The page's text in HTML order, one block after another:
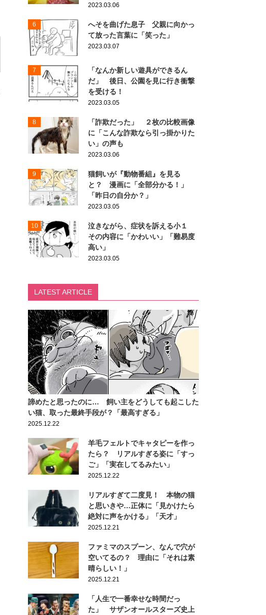
2023.03.06
6
へそを曲げた息子 父親に向かっ
て放った言葉に「笑った」
2023.03.07
7
「なんか新しい遊具ができるん
だ」 後日、公園を見に行き衝撃
を受ける！
2023.03.05
8
「詐欺だった」 ２枚の比較画像
に「こんな詐欺なら引っ掛かりた
い」の声も
2023.03.06
9
猫飼いが『動物番組』を見る
と？ 漫画に「全部分かる！」
「昨日の自分か？」
2023.03.05
10
泣きながら、症状を訴える小１
その内容に「かわいい」「難易度
高い」
2023.03.05
LATEST ARTICLE
諦めたと思ったのに… 飼い主をどうしても起こした
い猫、取った最終手段が？「最高すぎる」
2025.12.22
羊毛フェルトでキャタピーを作っ
たら？ リアルすぎる姿に「すっ
ご」「実在してるみたい」
2025.12.22
リアルすぎて二度見！ 本物の猫
と思いきや…正体に「見かけたら
絶対に声をかける」「天才」
2025.12.21
ファミマのスプーン、なんで穴が
空いてるの？ 理由に「それは素
晴らしい！」
2025.12.21
「人生で一番幸せな時間だっ
た」 サザンオールスターズ史上